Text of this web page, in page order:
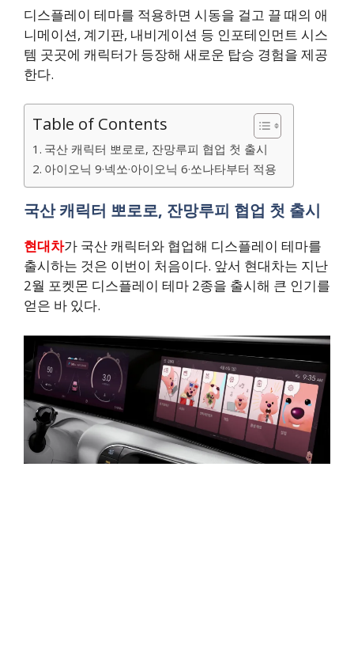
디스플레이 테마를 적용하면 시동을 걸고 끌 때의 애
니메이션, 계기판, 내비게이션 등 인포테인먼트 시스
템 곳곳에 캐릭터가 등장해 새로운 탑승 경험을 제공
한다.
Table of Contents
국산 캐릭터 뽀로로, 잔망루피 협업 첫 출시
아이오닉 9·넥쏘·아이오닉 6·쏘나타부터 적용
국산 캐릭터 뽀로로, 잔망루피 협업 첫 출시
현대차가 국산 캐릭터와 협업해 디스플레이 테마를
출시하는 것은 이번이 처음이다. 앞서 현대차는 지난
2월 포켓몬 디스플레이 테마 2종을 출시해 큰 인기를
얻은 바 있다.